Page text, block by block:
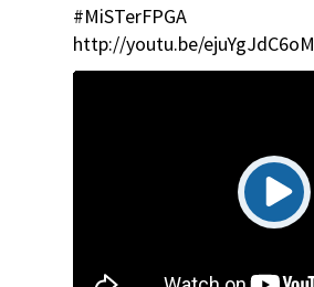
#MiSTerFPGA
http://youtu.be/ejuYgJdC6oM